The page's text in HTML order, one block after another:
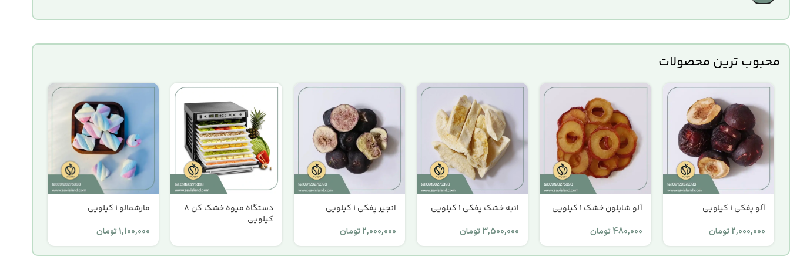
محبوب ترین محصولات
آلو پفکی 1 کیلویی
2,000,000 تومان
آلو شابلون خشک 1 کیلویی
480,000 تومان
انبه خشک پفکی 1 کیلویی
3,500,000 تومان
انجیر پفکی 1 کیلویی
2,000,000 تومان
دستگاه میوه خشک کن ۸
کیلویی
مارشمالو 1 کیلویی
1,100,000 تومان